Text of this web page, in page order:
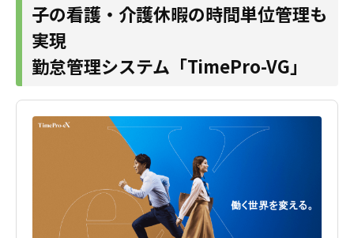
子の看護・介護休暇の時間単位管理も
実現
勤怠管理システム「TimePro-VG」